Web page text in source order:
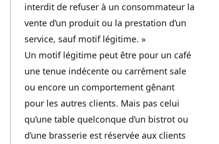
interdit de refuser à un consommateur la
vente d’un produit ou la prestation d’un
service, sauf motif légitime. »
Un motif légitime peut être pour un café
une tenue indécente ou carrément sale
ou encore un comportement gênant
pour les autres clients. Mais pas celui
qu’une table quelconque d’un bistrot ou
d’une brasserie est réservée aux clients